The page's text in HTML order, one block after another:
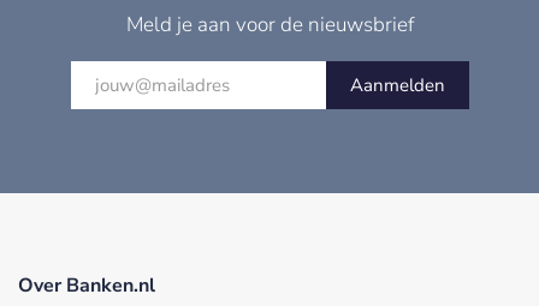
Meld je aan voor de nieuwsbrief
Aanmelden
Over Banken.nl